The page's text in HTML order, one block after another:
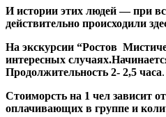
И истории этих людей — при
действительно происходили
На экскурсии “Ростов
интересных
Продолжительность 2- 2,5 часа.
Стоиморсть на 1 чел зависит
оплачивающих в группе и